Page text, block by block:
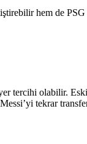
hem de
tercihi olabilir.
tekrar